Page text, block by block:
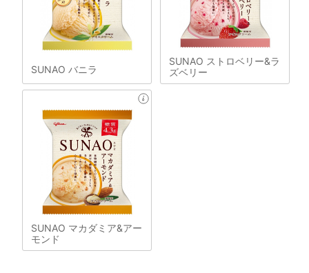
SUNAO バニラ
SUNAO ストロベリー&ラ
ズベリー
SUNAO マカダミア&アー
モンド